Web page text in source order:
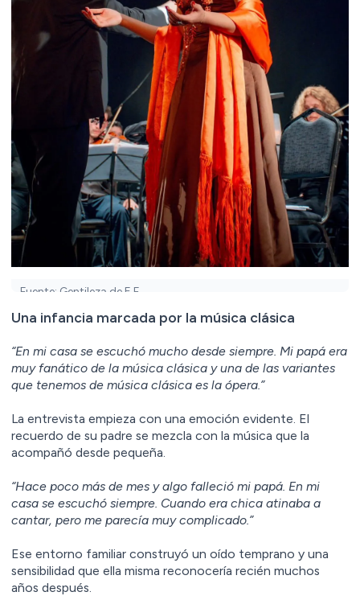
Fuente: Gentileza de E.F.
Una infancia marcada por la música clásica
“En mi casa se escuchó mucho desde siempre. Mi papá era
muy fanático de la música clásica y una de las variantes
que tenemos de música clásica es la ópera.”
La entrevista empieza con una emoción evidente. El
recuerdo de su padre se mezcla con la música que la
acompañó desde pequeña.
“Hace poco más de mes y algo falleció mi papá. En mi
casa se escuchó siempre. Cuando era chica atinaba a
cantar, pero me parecía muy complicado.”
Ese entorno familiar construyó un oído temprano y una
sensibilidad que ella misma reconocería recién muchos
años después.